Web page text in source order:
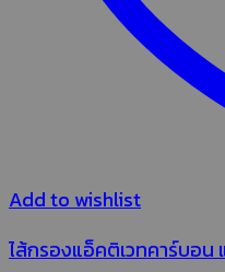
Add to wishlist
ไส้กรองแอ็คติเวทคาร์บอน